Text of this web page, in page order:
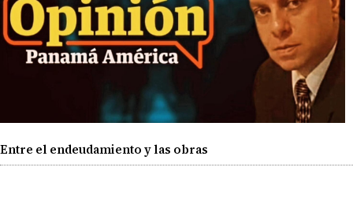
Entre el endeudamiento y las obras